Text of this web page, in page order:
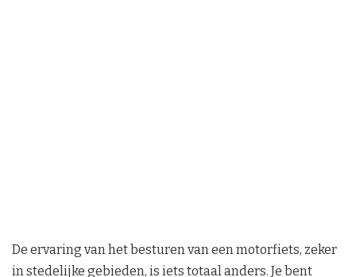
De ervaring van het besturen van een motorfiets, zeker
in stedelijke gebieden, is iets totaal anders. Je bent